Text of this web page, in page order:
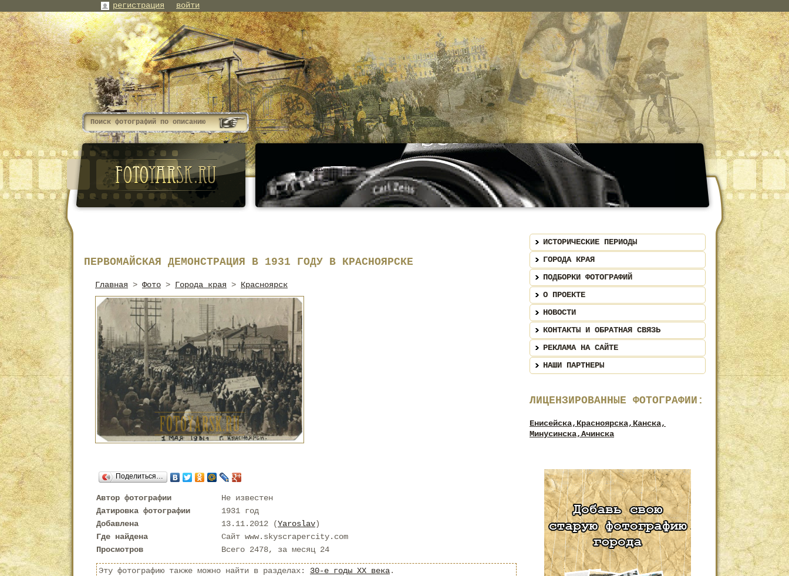
ПЕРВОМАЙСКАЯ ДЕМОНСТРАЦИЯ В 1931 ГОДУ В КРАСНОЯРСКЕ
Главная > Фото > Города края > Красноярск
Поделиться…
Автор фотографии
Не известен
Датировка фотографии
1931 год
Добавлена
13.11.2012 (Yaroslav)
Где найдена
Сайт www.skyscrapercity.com
Просмотров
Всего 2478, за месяц 24
Эту фотографию также можно найти в разделах: 30-е годы XX века.
ИСТОРИЧЕСКИЕ ПЕРИОДЫ
ГОРОДА КРАЯ
ПОДБОРКИ ФОТОГРАФИЙ
О ПРОЕКТЕ
НОВОСТИ
КОНТАКТЫ И ОБРАТНАЯ СВЯЗЬ
РЕКЛАМА НА САЙТЕ
НАШИ ПАРТНЕРЫ
ЛИЦЕНЗИРОВАННЫЕ ФОТОГРАФИИ:
Енисейска, Красноярска, Канска,
Минусинска,Ачинска
регистрация войти